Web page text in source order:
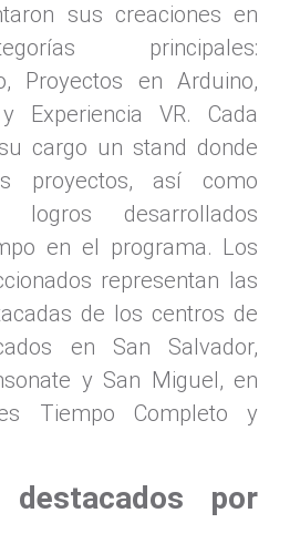
sus creaciones en
principales:
Proyectos en Arduino,
Experiencia VR. Cada
cargo un stand donde
proyectos, así como
logros desarrollados
en el programa. Los
representan las
de los centros de
en San Salvador,
y San Miguel, en
Tiempo Completo y
destacados por